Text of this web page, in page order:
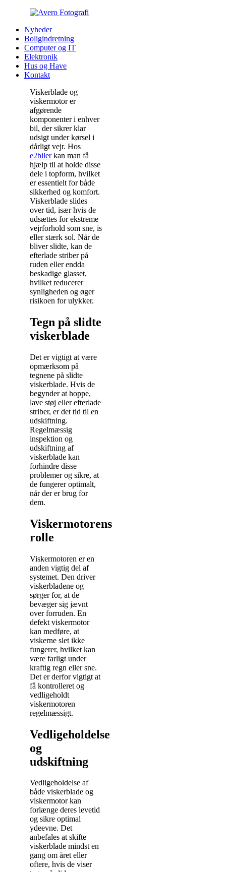
Nyheder
Boligindretning
Computer og IT
Elektronik
Hus og Have
Kontakt
Viskerblade og
viskermotor er
afgørende
komponenter i enhver
bil, der sikrer klar
udsigt under kørsel i
dårligt vejr. Hos
e2bilerkan man få
hjælp til at holde disse
dele i topform, hvilket
er essentielt for både
sikkerhed og komfort.
Viskerblade slides
over tid, især hvis de
udsættes for ekstreme
vejrforhold som sne, is
eller stærk sol. Når de
bliver slidte, kan de
efterlade striber på
ruden eller endda
beskadige glasset,
hvilket reducerer
synligheden og øger
risikoen for ulykker.
Tegn på slidte
viskerblade
Det er vigtigt at være
opmærksom på
tegnene på slidte
viskerblade. Hvis de
begynder at hoppe,
lave støj eller efterlade
striber, er det tid til en
udskiftning.
Regelmæssig
inspektion og
udskiftning af
viskerblade kan
forhindre disse
problemer og sikre, at
de fungerer optimalt,
når der er brug for
dem.
Viskermotorens
rolle
Viskermotoren er en
anden vigtig del af
systemet. Den driver
viskerbladene og
sørger for, at de
bevæger sig jævnt
over forruden. En
defekt viskermotor
kan medføre, at
viskerne slet ikke
fungerer, hvilket kan
være farligt under
kraftig regn eller sne.
Det er derfor vigtigt at
få kontrolleret og
vedligeholdt
viskermotoren
regelmæssigt.
Vedligeholdelse
og
udskiftning
Vedligeholdelse af
både viskerblade og
viskermotor kan
forlænge deres levetid
og sikre optimal
ydeevne. Det
anbefales at skifte
viskerblade mindst en
gang om året eller
oftere, hvis de viser